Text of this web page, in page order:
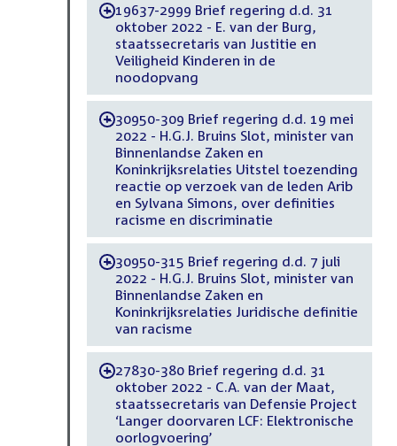
-19637-2999 Brief regering d.d. 31
oktober 2022 - E. van der Burg,
staatssecretaris van Justitie en
Veiligheid Kinderen in de
noodopvang
-30950-309 Brief regering d.d. 19 mei
2022 - H.G.J. Bruins Slot, minister van
Binnenlandse Zaken en
Koninkrijksrelaties Uitstel toezending
reactie op verzoek van de leden Arib
en Sylvana Simons, over definities
racisme en discriminatie
-30950-315 Brief regering d.d. 7 juli
2022 - H.G.J. Bruins Slot, minister van
Binnenlandse Zaken en
Koninkrijksrelaties Juridische definitie
van racisme
-27830-380 Brief regering d.d. 31
oktober 2022 - C.A. van der Maat,
staatssecretaris van Defensie Project
‘Langer doorvaren LCF: Elektronische
oorlogvoering’